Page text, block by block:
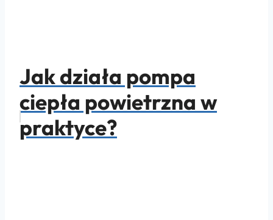
Jak działa pompa
ciepła powietrzna w
praktyce?